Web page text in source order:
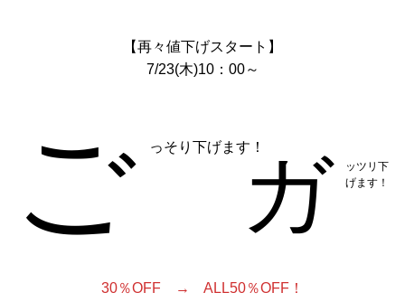
【再々値下げスタート】
7/23(木)10：00～
ご っそり下げます！
ガ
ッツリ下
げます！
30％OFF → ALL50％OFF！